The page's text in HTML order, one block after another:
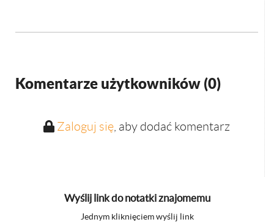
Komentarze użytkowników (0)
Zaloguj się, aby dodać komentarz
Wyślij link do notatki znajomemu
Jednym kliknięciem wyślij link